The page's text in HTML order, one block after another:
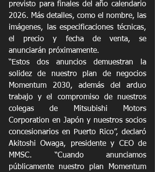
previsto para finales del año calendario
2026. Más detalles, como el nombre, las
imágenes, las especificaciones técnicas,
el precio y fecha de venta, se
anunciarán próximamente.
“Estos dos anuncios demuestran la
solidez de nuestro plan de negocios
Momentum 2030, además del arduo
trabajo y el compromiso de nuestros
colegas de Mitsubishi Motors
Corporation en Japón y nuestros socios
concesionarios en Puerto Rico”, declaró
Akitoshi Owaga, presidente y CEO de
MMSC. “Cuando anunciamos
públicamente nuestro plan Momentum